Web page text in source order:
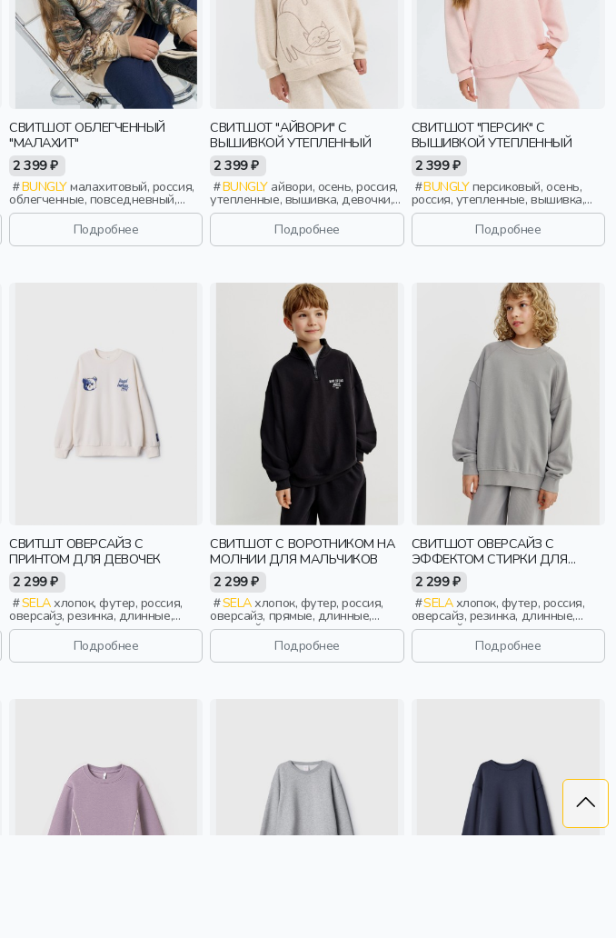
СВИТШОТ ОБЛЕГЧЕННЫЙ
"МАЛАХИТ"
2 399 ₽
BUNGLYмалахитовый, россия,
облегченные, повседневный,
девочки, малыши, дошкольники,
Подробнее
СВИТШОТ "АЙВОРИ" С
ВЫШИВКОЙ УТЕПЛЕННЫЙ
2 399 ₽
BUNGLYайвори, осень, россия,
утепленные, вышивка, девочки,
малыши, дошкольники, дети
Подробнее
СВИТШОТ "ПЕРСИК" С
ВЫШИВКОЙ УТЕПЛЕННЫЙ
2 399 ₽
BUNGLYперсиковый, осень,
россия, утепленные, вышивка,
девочки, малыши, дошкольники,
Подробнее
СВИТШТ ОВЕРСАЙЗ С
ПРИНТОМ ДЛЯ ДЕВОЧЕК
2 299 ₽
SELAхлопок, футер, россия,
оверсайз, резинка, длинные,
длинный рукав, манжета, принт,
вышивка, вырез, круглый вырез,
девочки, детиПодробнее
СВИТШОТ С ВОРОТНИКОМ НА
МОЛНИИ ДЛЯ МАЛЬЧИКОВ
2 299 ₽
SELAхлопок, футер, россия,
оверсайз, прямые, длинные,
длинный рукав, молния, ворот,
манжета, свободные, принт,
воротник, воротник-стойка,
мальчики, дети
Подробнее
СВИТШОТ ОВЕРСАЙЗ С
ЭФФЕКТОМ СТИРКИ ДЛЯ
ДЕВОЧЕК
2 299 ₽
SELAхлопок, футер, россия,
оверсайз, резинка, длинные,
длинный рукав, манжета,
свободные, вырез, круглый
вырез, девочки, дети
Подробнее